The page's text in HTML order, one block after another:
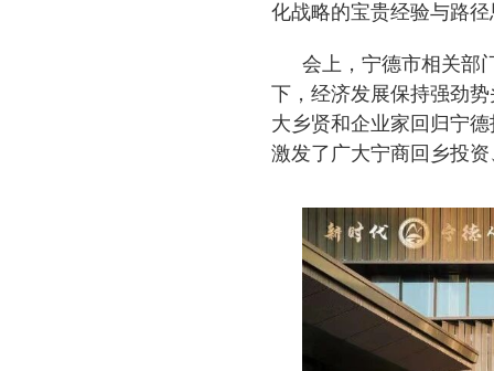
化战略的宝贵经验与路
会上，宁德市相关部
下，经济发展保持强劲
大乡贤和企业家回归宁
激发了广大宁商回乡投